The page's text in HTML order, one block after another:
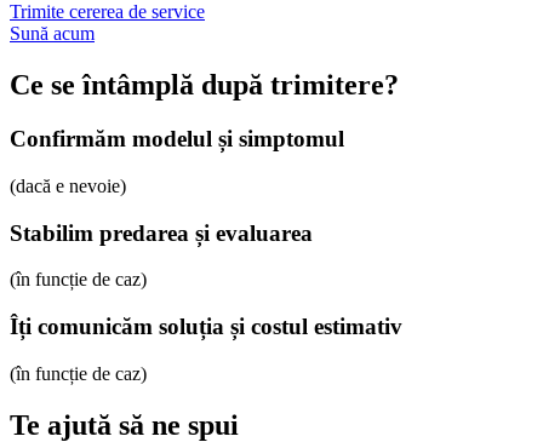
Trimite cererea de service
Sună acum
Ce se întâmplă după trimitere?
Confirmăm modelul și simptomul
(dacă e nevoie)
Stabilim predarea și evaluarea
(în funcție de caz)
Îți comunicăm soluția și costul estimativ
(în funcție de caz)
Te ajută să ne spui